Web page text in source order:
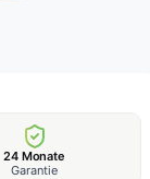
24 Monate
Garantie